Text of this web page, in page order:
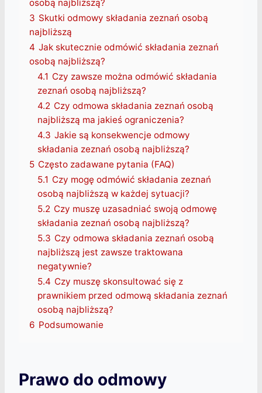
osobą najbliższą?
3 Skutki odmowy składania zeznań osobą
najbliższą
4 Jak skutecznie odmówić składania zeznań
osobą najbliższą?
4.1 Czy zawsze można odmówić składania
zeznań osobą najbliższą?
4.2 Czy odmowa składania zeznań osobą
najbliższą ma jakieś ograniczenia?
4.3 Jakie są konsekwencje odmowy
składania zeznań osobą najbliższą?
5 Często zadawane pytania (FAQ)
5.1 Czy mogę odmówić składania zeznań
osobą najbliższą w każdej sytuacji?
5.2 Czy muszę uzasadniać swoją odmowę
składania zeznań osobą najbliższą?
5.3 Czy odmowa składania zeznań osobą
najbliższą jest zawsze traktowana
negatywnie?
5.4 Czy muszę skonsultować się z
prawnikiem przed odmową składania zeznań
osobą najbliższą?
6 Podsumowanie
Prawo do odmowy